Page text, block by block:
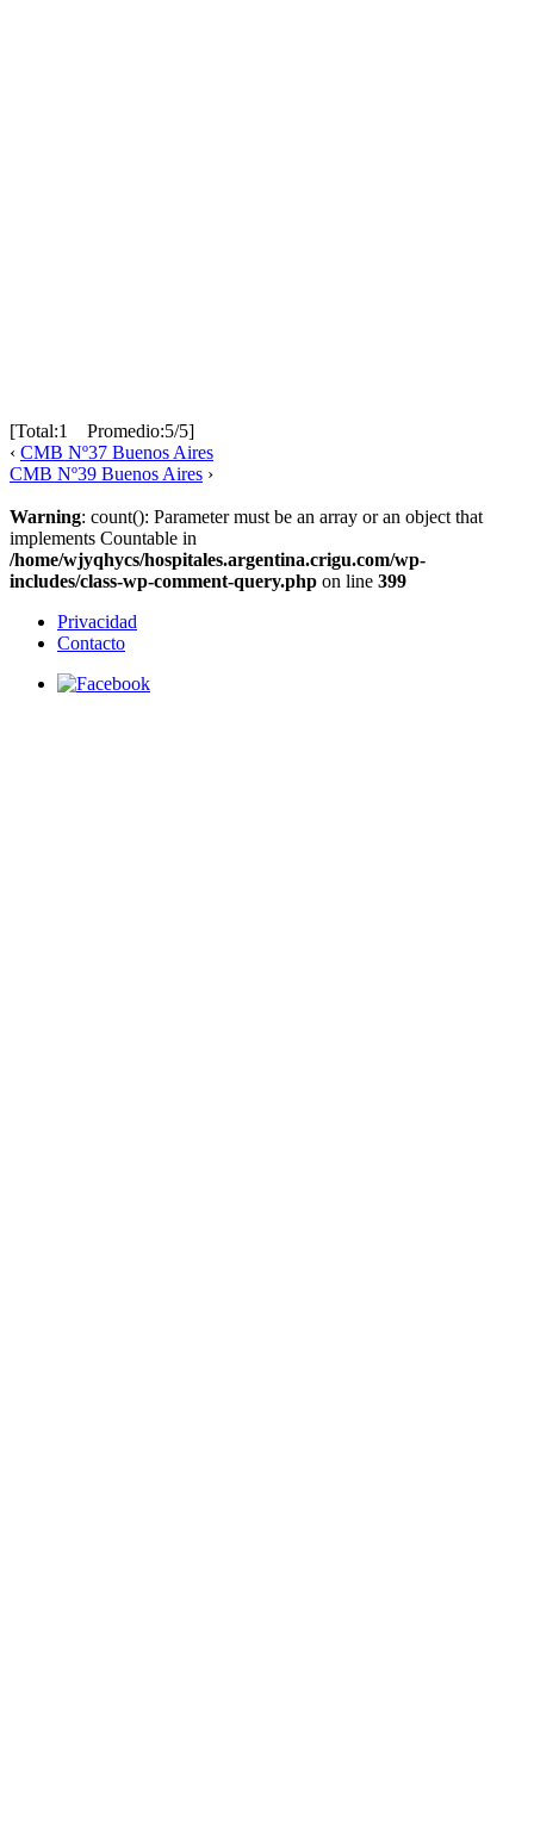
[Total:1 Promedio:5/5]
‹ CMB Nº37 Buenos Aires
CMB Nº39 Buenos Aires ›
Warning: count(): Parameter must be an array or an object that
implements Countable in
/home/wjyqhycs/hospitales.argentina.crigu.com/wp-
includes/class-wp-comment-query.php on line 399
Privacidad
Contacto